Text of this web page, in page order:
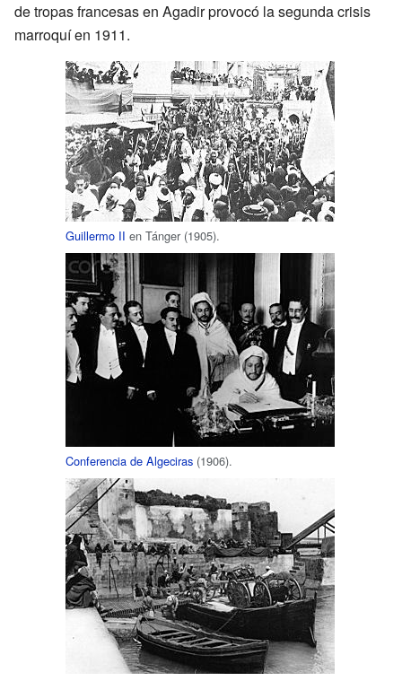
de tropas francesas en Agadir provocó la segunda crisis
marroquí en 1911.
Guillermo II en Tánger (1905).
Conferencia de Algeciras (1906).